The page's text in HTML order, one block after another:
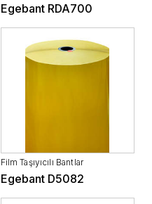
Egebant RDA700
Film Taşıyıcılı Bantlar
Egebant D5082